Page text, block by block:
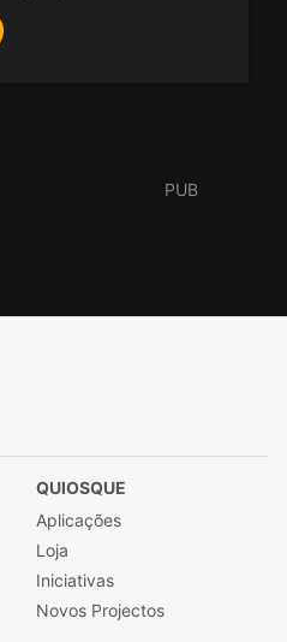
QUIOSQUE
Aplicações
Loja
Iniciativas
Novos Projectos